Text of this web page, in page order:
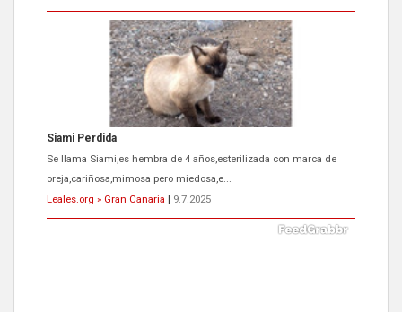
Siami Perdida
Se llama Siami,es hembra de 4 años,esterilizada con marca de
oreja,cariñosa,mimosa pero miedosa,e...
Leales.org » Gran Canaria
9.7.2025